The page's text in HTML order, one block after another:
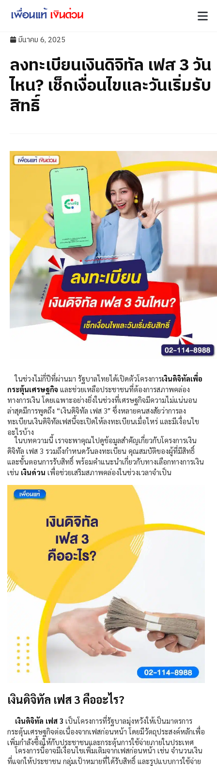
มีนาคม 6, 2025
ลงทะเบียนเงินดิจิทัล เฟส 3 วัน
ไหน? เช็กเงื่อนไขและวันเริ่มรับ
สิทธิ์
ในช่วงไม่กี่ปีที่ผ่านมา รัฐบาลไทยได้เปิดตัวโครงการเงินดิจิทัลเพื่อ
กระตุ้นเศรษฐกิจ และช่วยเหลือประชาชนที่ต้องการสภาพคล่อง
ทางการเงิน โดยเฉพาะอย่างยิ่งในช่วงที่เศรษฐกิจมีความไม่แน่นอน
ล่าสุดมีการพูดถึง “เงินดิจิทัล เฟส 3″ ซึ่งหลายคนสงสัยว่าการลง
ทะเบียนเงินดิจิทัลเฟสนี้จะเปิดให้ลงทะเบียนเมื่อไหร่ และมีเงื่อนไข
อะไรบ้าง
ในบทความนี้ เราจะพาคุณไปดูข้อมูลสำคัญเกี่ยวกับโครงการเงิน
ดิจิทัล เฟส 3 รวมถึงกำหนดวันลงทะเบียน คุณสมบัติของผู้ที่มีสิทธิ์
และขั้นตอนการรับสิทธิ์ พร้อมคำแนะนำเกี่ยวกับทางเลือกทางการเงิน
เช่น เงินด่วน เพื่อช่วยเสริมสภาพคล่องในช่วงเวลาจำเป็น
เงินดิจิทัล เฟส 3 คืออะไร?
เงินดิจิทัล เฟส 3 เป็นโครงการที่รัฐบาลมุ่งหวังให้เป็นมาตรการ
กระตุ้นเศรษฐกิจต่อเนื่องจากเฟสก่อนหน้า โดยมีวัตถุประสงค์หลักเพื่อ
เพิ่มกำลังซื้อให้กับประชาชนและกระตุ้นการใช้จ่ายภายในประเทศ
โครงการนี้อาจมีเงื่อนไขเพิ่มเติมจากเฟสก่อนหน้า เช่น จำนวนเงิน
ที่แจกให้ประชาชน กลุ่มเป้าหมายที่ได้รับสิทธิ์ และรูปแบบการใช้จ่าย